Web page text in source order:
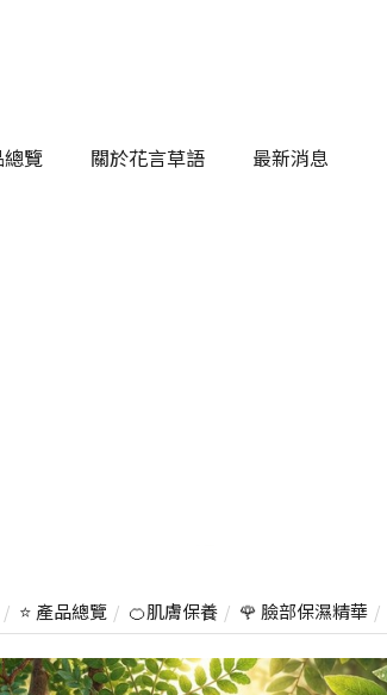
覽 關於花言草語 最新消息
⭐ 產品總覽 🍊肌膚保養 🌹 臉部保濕精華